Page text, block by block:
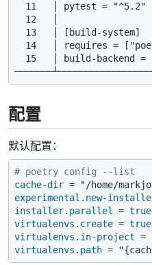
  11   │ pytest =
"^5.2"
  12   │
  13   │ [build-system]
  14   │ requires = [
  15   │ build-backend =
配置
默认配置：
# poetry config --list
cache-dir =
"/home/
experimental.new-
installer.parallel
= true
virtualenvs.create = true
virtualenvs.in-project
virtualenvs.path =